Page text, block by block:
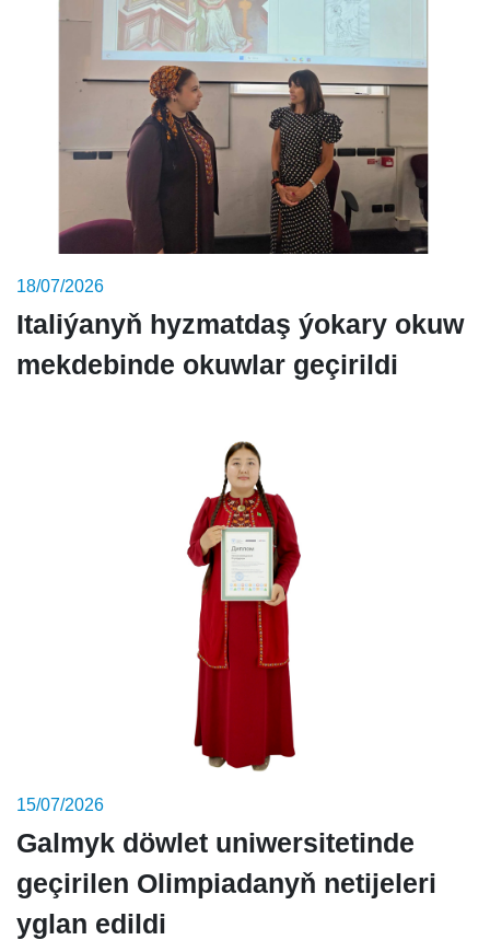
18/07/2026
Italiýanyň hyzmatdaş ýokary okuw
mekdebinde okuwlar geçirildi
15/07/2026
Galmyk döwlet uniwersitetinde
geçirilen Olimpiadanyň netijeleri
yglan edildi